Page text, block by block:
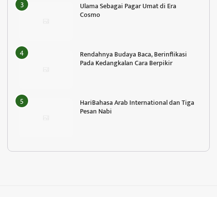
Ulama Sebagai Pagar Umat di Era
Cosmo
Rendahnya Budaya Baca, Berinflikasi
Pada Kedangkalan Cara Berpikir
HariBahasa Arab International dan Tiga
Pesan Nabi